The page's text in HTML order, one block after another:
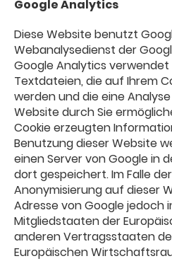
Google Analytics
Diese Website benutzt
Webanalysedienst der
Google Analytics verwendet
Textdateien, die auf Ihrem
werden und die eine
Website durch Sie
Cookie erzeugten
Benutzung dieser Website
einen Server von Google in
dort gespeichert. Im Falle
Anonymisierung auf dieser
Adresse von Google jedoch
Mitgliedstaaten der
anderen Vertragsstaaten
Europäischen